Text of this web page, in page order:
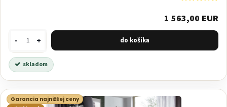
1 563,00 EUR
- +
skladom
Garancia najnižšej ceny